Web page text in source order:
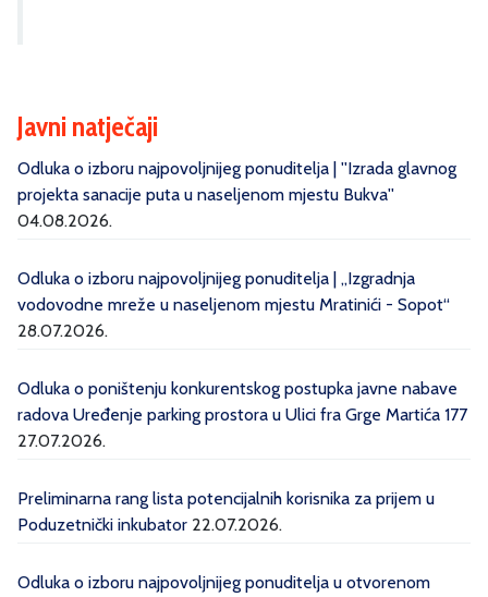
Javni natječaji
Odluka o izboru najpovoljnijeg ponuditelja | ''Izrada glavnog
projekta sanacije puta u naseljenom mjestu Bukva''
04.08.2026.
Odluka o izboru najpovoljnijeg ponuditelja | „Izgradnja
vodovodne mreže u naseljenom mjestu Mratinići - Sopot“
28.07.2026.
Odluka o poništenju konkurentskog postupka javne nabave
radova Uređenje parking prostora u Ulici fra Grge Martića 177
27.07.2026.
Preliminarna rang lista potencijalnih korisnika za prijem u
Poduzetnički inkubator 22.07.2026.
Odluka o izboru najpovoljnijeg ponuditelja u otvorenom